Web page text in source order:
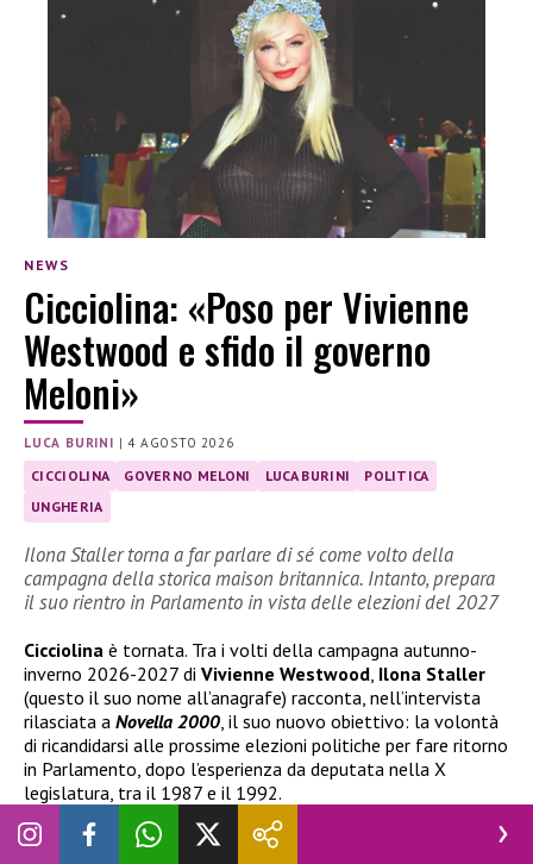
NEWS
Cicciolina: «Poso per Vivienne
Westwood e sfido il governo
Meloni»
LUCA BURINI |4 AGOSTO 2026
CICCIOLINA GOVERNO MELONI LUCA BURINI
POLITICA
UNGHERIA
Ilona Staller torna a far parlare di sé come volto della
campagna della storica maison britannica. Intanto, prepara
il suo rientro in Parlamento in vista delle elezioni del 2027
Cicciolina è tornata. Tra i volti della campagna autunno-
inverno 2026-2027 di Vivienne Westwood Ilona Staller
(questo il suo nome all’anagrafe) racconta, nell’intervista
rilasciata a Novella 2000 , il suo nuovo obiettivo: la volontà
di ricandidarsi alle prossime elezioni politiche per fare ritorno
in Parlamento, dopo l’esperienza da deputata nella X
legislatura, tra il 1987 e il 1992.
Cicciolina è pronta a tornare in politica